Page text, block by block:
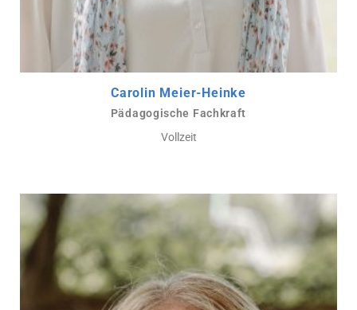
Carolin Meier-Heinke
Pädagogische Fachkraft
Vollzeit